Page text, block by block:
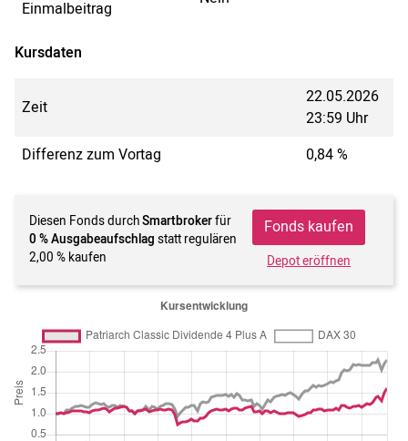
Einmalbeitrag
Kursdaten
Zeit
22.05.2026
23:59 Uhr
Differenz zum Vortag
0,84 %
Diesen Fonds durchSmartbrokerfür
0 % Ausgabeaufschlag statt regulären
2,00 % kaufen
Fonds kaufen
Depot eröffnen